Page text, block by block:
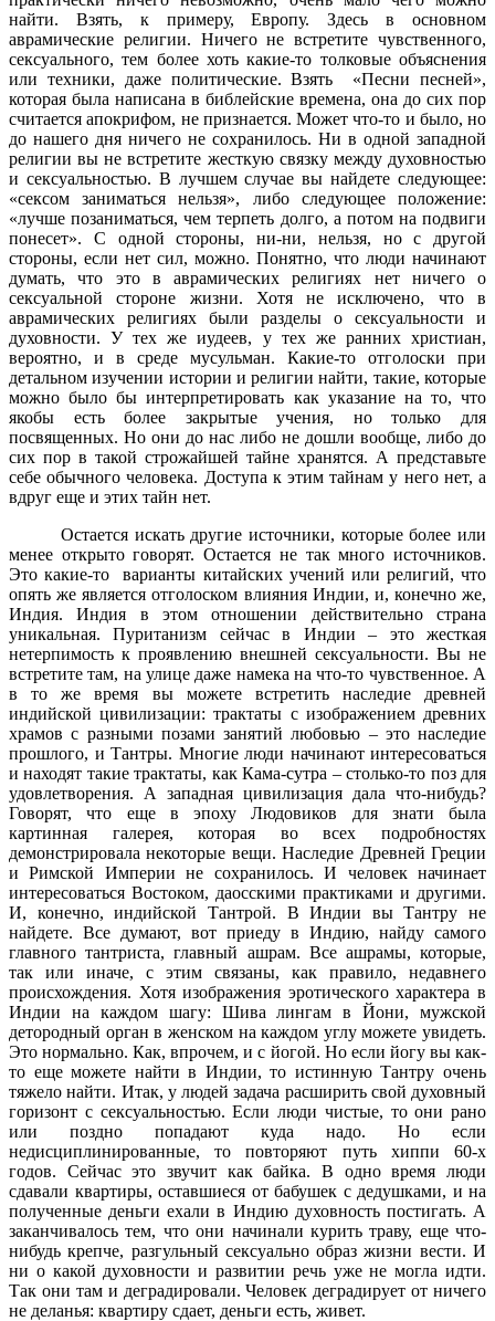
найти. Взять, к примеру, Европу. Здесь в основном
аврамические религии. Ничего не встретите чувственного,
сексуального, тем более хоть какие-то толковые объяснения
или техники, даже политические. Взять
«Песни песней»,
которая была написана в библейские времена, она до сих пор
считается апокрифом, не признается. Может что-то и было, но
до нашего дня ничего не сохранилось. Ни в одной западной
религии вы не встретите жесткую связку между духовностью
и сексуальностью. В лучшем случае вы найдете следующее:
«сексом заниматься нельзя», либо следующее положение:
«лучше позаниматься, чем терпеть долго, а потом на подвиги
понесет». С одной стороны, ни-ни, нельзя, но с другой
стороны, если нет сил, можно. Понятно, что люди начинают
думать, что это в аврамических религиях нет ничего о
сексуальной стороне жизни. Хотя не исключено, что в
аврамических религиях были разделы о сексуальности и
духовности. У тех же иудеев, у тех же ранних христиан,
вероятно, и в среде мусульман. Какие-то отголоски при
детальном изучении истории и религии найти, такие, которые
можно было бы интерпретировать как указание на то, что
якобы есть более закрытые учения, но только для
посвященных. Но они до нас либо не дошли вообще, либо до
сих пор в такой строжайшей тайне хранятся. А представьте
себе обычного человека. Доступа к этим тайнам у него нет, а
вдруг еще и этих тайн нет.
Остается искать другие источники, которые более или
менее открыто говорят. Остается не так много источников.
Это какие-то
варианты китайских учений или религий, что
опять же является отголоском влияния Индии, и, конечно же,
Индия. Индия в этом отношении действительно страна
уникальная. Пуританизм сейчас в Индии – это жесткая
нетерпимость к проявлению внешней сексуальности. Вы не
встретите там, на улице даже намека на что-то чувственное. А
в то же время вы можете встретить наследие древней
индийской цивилизации: трактаты с изображением древних
храмов с разными позами занятий любовью – это наследие
прошлого, и Тантры. Многие люди начинают интересоваться
и находят такие трактаты, как Кама-сутра – столько-то поз для
удовлетворения. А западная цивилизация дала что-нибудь?
Говорят, что еще в эпоху Людовиков для знати была
картинная галерея, которая во всех подробностях
демонстрировала некоторые вещи. Наследие Древней Греции
и Римской Империи не сохранилось. И человек начинает
интересоваться Востоком, даосскими практиками и другими.
И, конечно, индийской Тантрой. В Индии вы Тантру не
найдете. Все думают, вот приеду в Индию, найду самого
главного тантриста, главный ашрам. Все ашрамы, которые,
так или иначе, с этим связаны, как правило, недавнего
происхождения. Хотя изображения эротического характера в
Индии на каждом шагу: Шива лингам в Йони, мужской
детородный орган в женском на каждом углу можете увидеть.
Это нормально. Как, впрочем, и с йогой. Но если йогу вы как-
то еще можете найти в Индии, то истинную Тантру очень
тяжело найти. Итак, у людей задача расширить свой духовный
горизонт с сексуальностью. Если люди чистые, то они рано
или поздно попадают куда надо. Но если
недисциплинированные, то повторяют путь хиппи 60-х
годов. Сейчас это звучит как байка. В одно время люди
сдавали квартиры, оставшиеся от бабушек с дедушками, и на
полученные деньги ехали в Индию духовность постигать. А
заканчивалось тем, что они начинали курить траву, еще что-
нибудь крепче, разгульный сексуально образ жизни вести. И
ни о какой духовности и развитии речь уже не могла идти.
Так они там и деградировали. Человек деградирует от ничего
не деланья: квартиру сдает, деньги есть, живет.